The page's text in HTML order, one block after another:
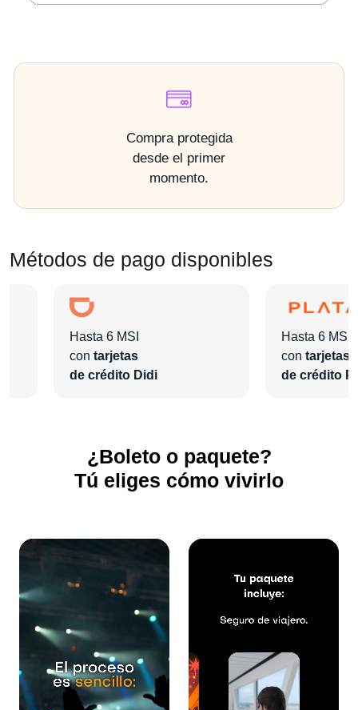
Compra protegida
desde el primer
momento.
Métodos de pago disponibles
Hasta 6 MSI
con tarjetas
de crédito Didi
Hasta 6 MSI
con tarjetas
de crédito
¿Boleto o paquete?
Tú eliges cómo vivirlo